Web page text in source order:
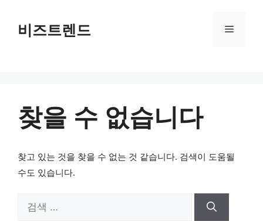
건너뛰기비즈트렌드 메뉴
찾을 수 없습니다
찾고 있는 것을 찾을 수 없는 것 같습니다. 검색이 도움될
수도 있습니다.
검색: